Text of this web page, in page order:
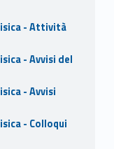
- Attività
- Avvisi del
- Avvisi
- Colloqui